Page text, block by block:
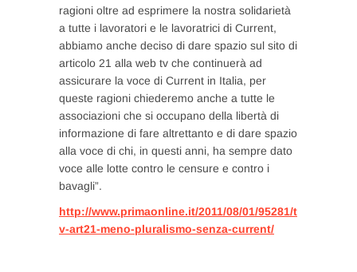
ragioni oltre ad esprimere la nostra solidarietà
a tutte i lavoratori e le lavoratrici di Current,
abbiamo anche deciso di dare spazio sul sito di
articolo 21 alla web tv che continuerà ad
assicurare la voce di Current in Italia, per
queste ragioni chiederemo anche a tutte le
associazioni che si occupano della libertà di
informazione di fare altrettanto e di dare spazio
alla voce di chi, in questi anni, ha sempre dato
voce alle lotte contro le censure e contro i
bavagli”.
http://www.primaonline.it/2011/08/01/95281/t
v-art21-meno-pluralismo-senza-current/